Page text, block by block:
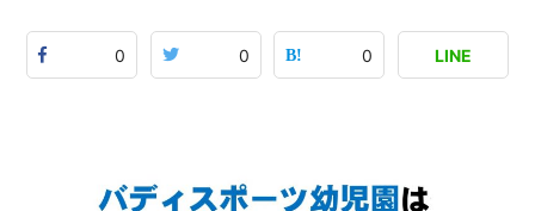
0 0 0 LINE